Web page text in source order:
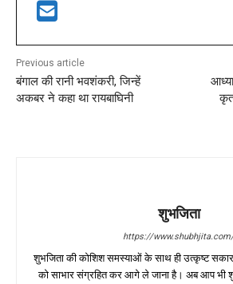
Previous article
बंगाल की रानी भवशंकरी, जिन्हें
अकबर ने कहा था रायबाघिनी
शुभजिता
https://
शुभजिता की कोशिश समस्याओं के साथ ही उत्कृष्ट
को साभार संग्रहित कर आगे ले जाना है। अब आप भी